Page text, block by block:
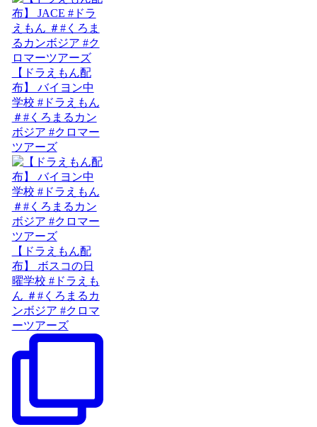
【ドラえもん配
布】 バイヨン中
学校 #ドラえもん
＃#くろまるカン
ボジア #クロマー
ツアーズ
【ドラえもん配
布】 ボスコの日
曜学校 #ドラえも
ん ＃#くろまるカ
ンボジア #クロマ
ーツアーズ